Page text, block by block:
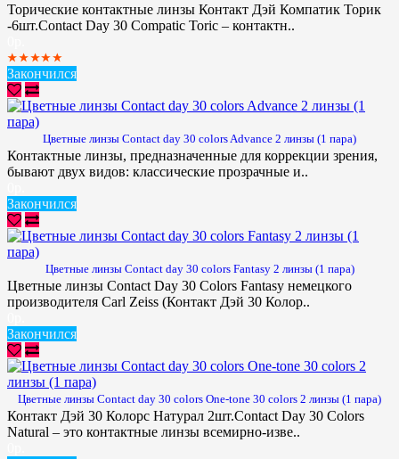
Торические контактные линзы Контакт Дэй Компатик Торик
-6шт.Contact Day 30 Compatic Toric – контактн..
Закончился
Цветные линзы Contact day 30 colors Advance 2 линзы (1 пара)
Контактные линзы, предназначенные для коррекции зрения,
бывают двух видов: классические прозрачные и..
Закончился
Цветные линзы Contact day 30 colors Fantasy 2 линзы (1 пара)
Цветные линзы Contact Day 30 Colors Fantasy немецкого
производителя Carl Zeiss (Контакт Дэй 30 Колор..
Закончился
Цветные линзы Contact day 30 colors One-tone 30 colors 2 линзы (1 пара)
Контакт Дэй 30 Колорс Натурал 2шт.Contact Day 30 Colors
Natural – это контактные линзы всемирно-изве..